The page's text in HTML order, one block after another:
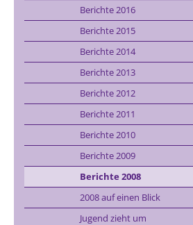
Berichte 2016
Berichte 2015
Berichte 2014
Berichte 2013
Berichte 2012
Berichte 2011
Berichte 2010
Berichte 2009
Berichte 2008
2008 auf einen Blick
Jugend zieht um